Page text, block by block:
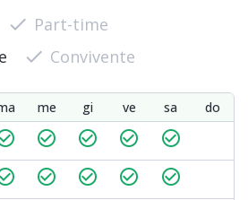
check Part-time
check Convivente
me gi ve sa
do
check_circle_outline check_circle_outline check_circle_outline check_circle_outline
check_circle_outline check_circle_outline check_circle_outline check_circle_outline